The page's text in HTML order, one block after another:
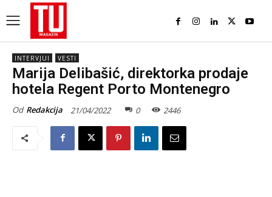
INTERVJUI VESTI
Marija Delibašić, direktorka prodaje
hotela Regent Porto Montenegro
Od Redakcija 21/04/2022 0 2446